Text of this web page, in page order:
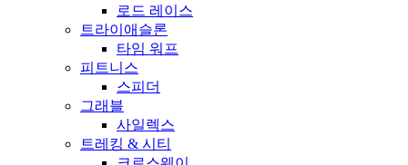
로드 레이스
트라이애슬론
타임 워프
피트니스
스피더
그래블
사일렉스
트레킹 & 시티